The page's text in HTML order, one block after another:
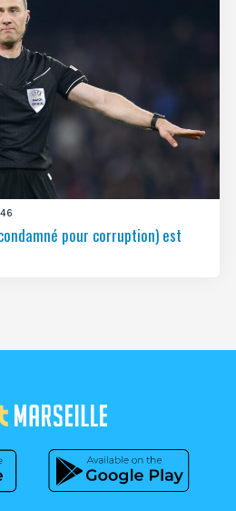
pour corruption) est